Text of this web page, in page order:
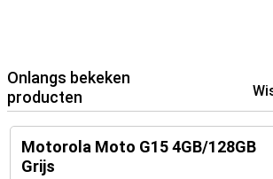
Onlangs bekeken
producten
Motorola Moto G15 4GB/128GB
Grijs